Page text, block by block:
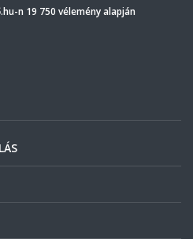
n 19 750 vélemény alapján